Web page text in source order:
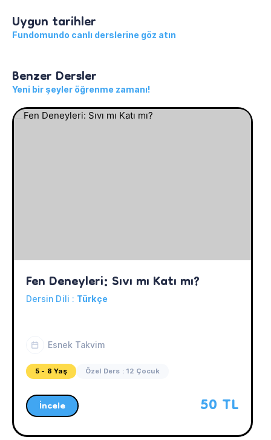
Uygun tarihler
Fundomundo canlı derslerine göz atın
Benzer Dersler
Yeni bir şeyler öğrenme zamanı!
Fen Deneyleri: Sıvı mı Katı mı?
Dersin Dili : Türkçe
Esnek Takvim
5 - 8 Yaş Özel Ders : 12 Çocuk
İncele 50 TL